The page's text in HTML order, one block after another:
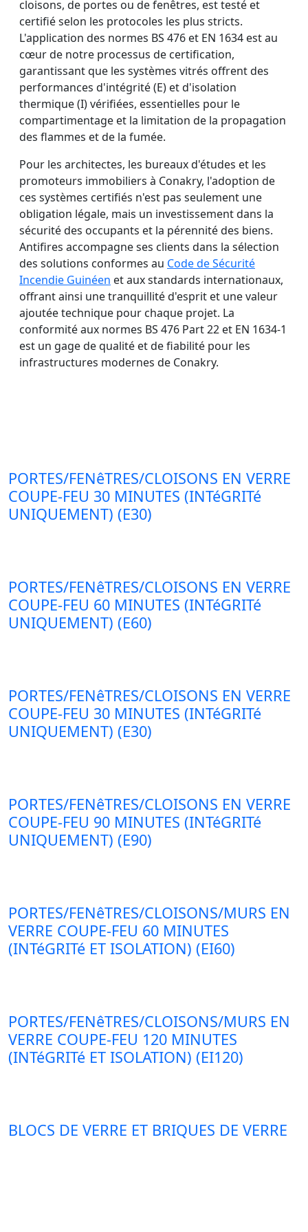
cloisons, de portes ou de fenêtres, est testé et
certifié selon les protocoles les plus stricts.
L'application des normes BS 476 et EN 1634 est au
cœur de notre processus de certification,
garantissant que les systèmes vitrés offrent des
performances d'intégrité (E) et d'isolation
thermique (I) vérifiées, essentielles pour le
compartimentage et la limitation de la propagation
des flammes et de la fumée.
Pour les architectes, les bureaux d'études et les
promoteurs immobiliers à Conakry, l'adoption de
ces systèmes certifiés n'est pas seulement une
obligation légale, mais un investissement dans la
sécurité des occupants et la pérennité des biens.
Antifires accompagne ses clients dans la sélection
des solutions conformes au Code de Sécurité
Incendie Guinéen et aux standards internationaux,
offrant ainsi une tranquillité d'esprit et une valeur
ajoutée technique pour chaque projet. La
conformité aux normes BS 476 Part 22 et EN 1634-1
est un gage de qualité et de fiabilité pour les
infrastructures modernes de Conakry.
PORTES/FENêTRES/CLOISONS EN VERRE
COUPE-FEU 30 MINUTES (INTéGRITé
UNIQUEMENT) (E30)
PORTES/FENêTRES/CLOISONS EN VERRE
COUPE-FEU 60 MINUTES (INTéGRITé
UNIQUEMENT) (E60)
PORTES/FENêTRES/CLOISONS EN VERRE
COUPE-FEU 30 MINUTES (INTéGRITé
UNIQUEMENT) (E30)
PORTES/FENêTRES/CLOISONS EN VERRE
COUPE-FEU 90 MINUTES (INTéGRITé
UNIQUEMENT) (E90)
PORTES/FENêTRES/CLOISONS/MURS EN
VERRE COUPE-FEU 60 MINUTES
(INTéGRITé ET ISOLATION) (EI60)
PORTES/FENêTRES/CLOISONS/MURS EN
VERRE COUPE-FEU 120 MINUTES
(INTéGRITé ET ISOLATION) (EI120)
BLOCS DE VERRE ET BRIQUES DE VERRE